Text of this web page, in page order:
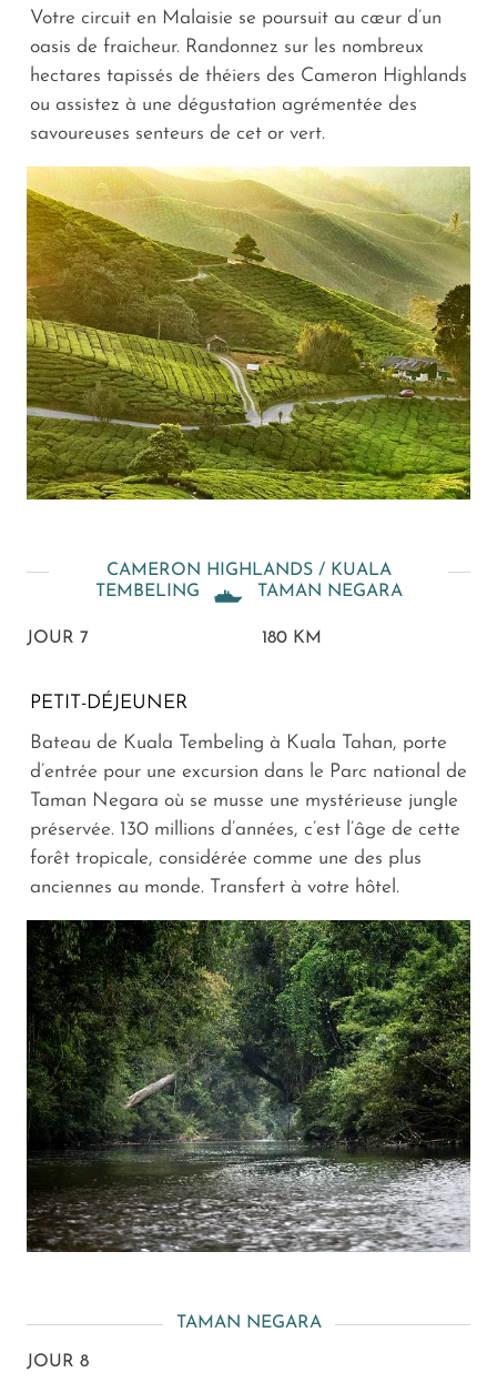
Votre circuit en Malaisie se poursuit au cœur d’un
oasis de fraicheur. Randonnez sur les nombreux
hectares tapissés de théiers des Cameron Highlands
ou assistez à une dégustation agrémentée des
savoureuses senteurs de cet or vert.
CAMERON HIGHLANDS / KUALA
TEMBELING
TAMAN NEGARA
JOUR 7 180 KM
PETIT-DÉJEUNER
Bateau de Kuala Tembeling à Kuala Tahan, porte
d’entrée pour une excursion dans le Parc national de
Taman Negara où se musse une mystérieuse jungle
préservée. 130 millions d’années, c’est l’âge de cette
forêt tropicale, considérée comme une des plus
anciennes au monde. Transfert à votre hôtel.
TAMAN NEGARA
JOUR 8